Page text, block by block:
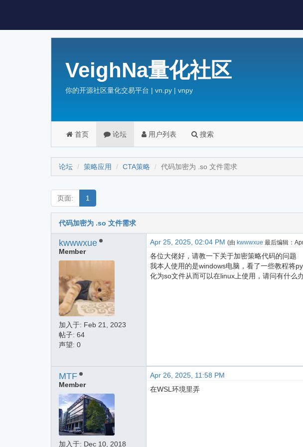
VeighNa量化社区
你的开源社区量化交易平台 | vn.py | vnpy
首页 论坛 用户列表 搜索
论坛 策略应用 CTA策略 代码加密为 .so 文件需求
页面: 1
代码加密为 .so 文件需求
kwwwxue
Member
加入于: Feb 21, 2023
帖子: 64
声望: 0
Apr 25, 2025, 02:04 PM (由 kwwwxue 最后编辑：
各位大佬好，请教一下关于加密策略代码的问题
我本人使用的是windows电脑，看了一些教程将
化为so文件从而可以在linux上使用，请问有什么
MTF
Member
加入于: Dec 10, 2018
Apr 26, 2025, 11:58 PM
在WSL环境里弄